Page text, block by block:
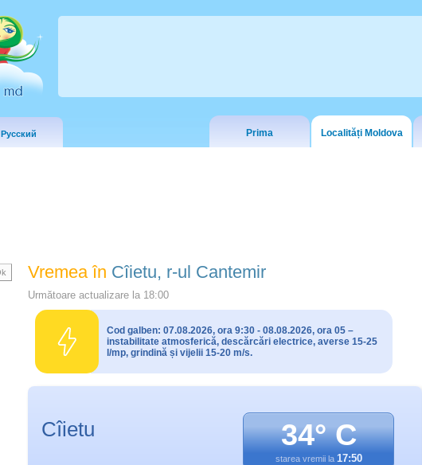
Русский Prima Localități Moldova
Vremea în Cîietu, r-ul Cantemir
Următoare actualizare la 18:00
Cod galben: 07.08.2026, ora 9:30 - 08.08.2026, ora 05 –
instabilitate atmosferică, descărcări electrice, averse 15-25
l/mp, grindină și vijelii 15-20 m/s.
Cîietu 34° C
starea vremii la 17:50